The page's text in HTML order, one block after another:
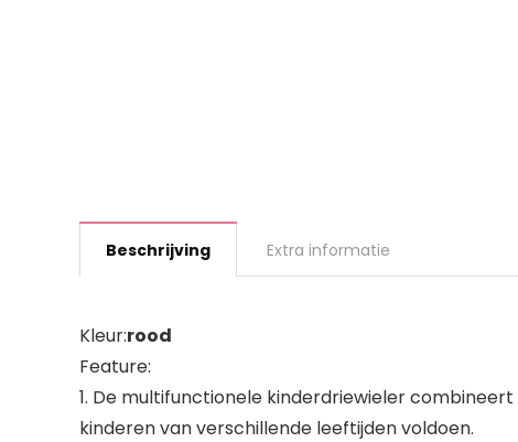
Beschrijving Extra informatie
Kleur:rood
Feature:
1. De multifunctionele kinderdriewieler
kinderen van verschillende leeftijden voldoen.